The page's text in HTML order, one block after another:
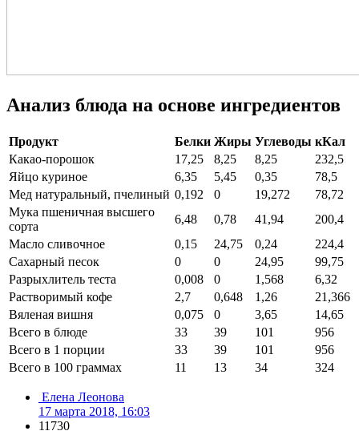
Анализ блюда на основе ингредиентов
Продукт Белки Жиры Углеводы кКал
Какао-порошок
17,25 8,25 8,25
232,5
Яйцо куриное
6,35 5,45 0,35
78,5
Мед натуральный, пчелиный 0,192 0 19,272
78,72
Мука пшеничная высшего
сорта
6,48 0,78 41,94
200,4
Масло сливочное
0,15 24,75 0,24
224,4
Сахарный песок
0 0 24,95
99,75
Разрыхлитель теста
0,008 0 1,568
6,32
Растворимый кофе
2,7 0,648 1,26
21,366
Вяленая вишня
0,075 0 3,65
14,65
Всего в блюде
33 39 101
956
Всего в 1 порции
33 39 101
956
Всего в 100 граммах
11 13 34 324
Елена Леонова
17 марта 2018, 16:03
11730